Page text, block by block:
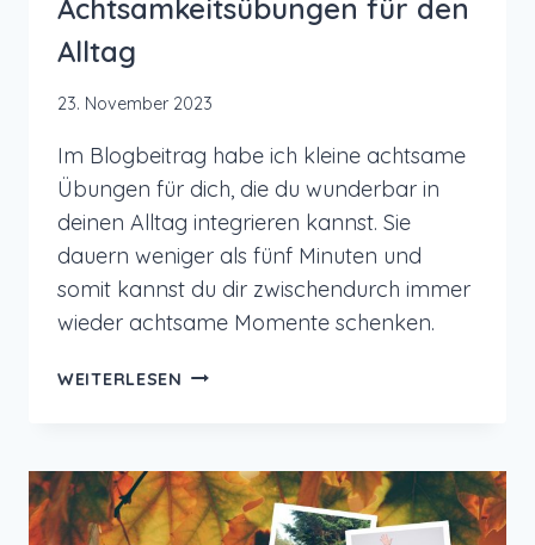
Achtsamkeitsübungen für den
Alltag
23. November 2023
Im Blogbeitrag habe ich kleine achtsame
Übungen für dich, die du wunderbar in
deinen Alltag integrieren kannst. Sie
dauern weniger als fünf Minuten und
somit kannst du dir zwischendurch immer
wieder achtsame Momente schenken.
WEITERLESEN ACHTSAMKEITSÜBUNGEN